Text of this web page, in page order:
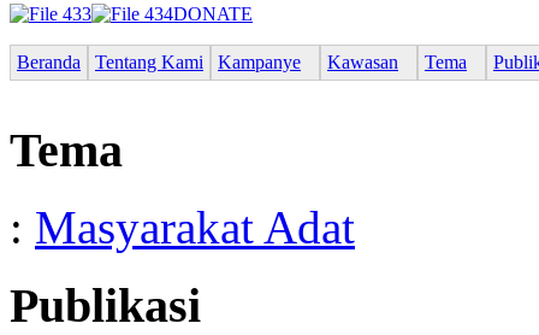
DONATE
Beranda Tentang Kami Kampanye Kawasan Tema
Tema
: Masyarakat Adat
Publikasi